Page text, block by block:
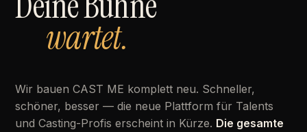
wartet.
Wir bauen CAST ME komplett neu. Schneller,
schöner, besser — die neue Plattform für Talents
und Casting-Profis erscheint in Kürze. Die gesamte